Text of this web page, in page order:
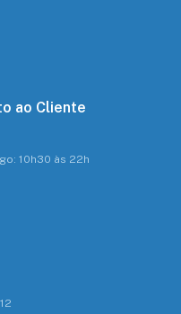
ao Cliente
10h30 às 22h